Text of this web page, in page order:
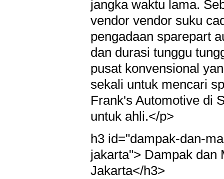
jangka waktu lama.
vendor vendor suku
pengadaan sparepart
dan durasi tunggu
pusat konvensional
sekali untuk mencari
Frank's Automotive di
untuk ahli.</p>
h3 id="dampak-dan-
jakarta"> Dampak dan
Jakarta</h3>